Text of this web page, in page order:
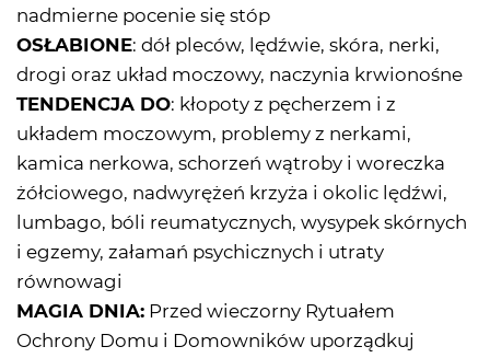
nadmierne pocenie się stóp
OSŁABIONE: dół pleców, lędźwie, skóra, nerki,
drogi oraz układ moczowy, naczynia krwionośne
TENDENCJA DO: kłopoty z pęcherzem i z
układem moczowym, problemy z nerkami,
kamica nerkowa, schorzeń wątroby i woreczka
żółciowego, nadwyrężeń krzyża i okolic lędźwi,
lumbago, bóli reumatycznych, wysypek skórnych
i egzemy, załamań psychicznych i utraty
równowagi
MAGIA DNIA: Przed wieczorny Rytuałem
Ochrony Domu i Domowników uporządkuj